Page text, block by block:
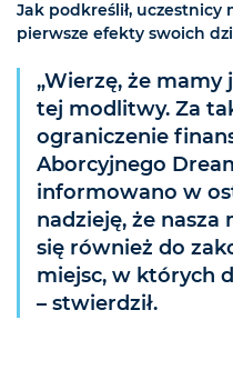
Jak podkreślił,
pierwsze efekty swoich
„Wierzę, że
tej modlitwy. Za
ograniczenie
Aborcyjnego
informowano w
nadzieję, że
się również do
miejsc, w których
– stwierdził.